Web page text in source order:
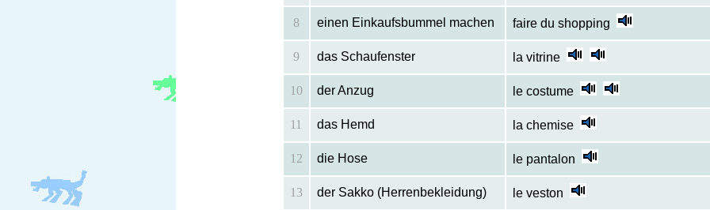
8 einen Einkaufsbummel machen faire du shopping
9 das Schaufenster la vitrine
10 der Anzug le costume
11 das Hemd la chemise
12 die Hose le pantalon
13 der Sakko (Herrenbekleidung) le veston